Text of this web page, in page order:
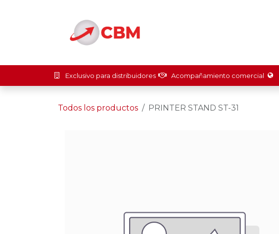
Exclusivo para distribuidores Acompañamiento comercial
Todos los productos PRINTER STAND ST-31